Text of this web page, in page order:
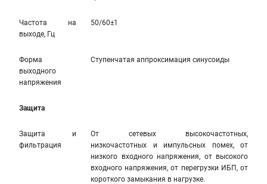
Частота на
выходе, Гц
50/60±1
Форма
выходного
напряжения
Ступенчатая аппроксимация синусоиды
Защита
Защита и
фильтрация
От сетевых высокочастотных,
низкочастотных и импульсных помех, от
низкого входного напряжения, от высокого
входного напряжения, от перегрузки ИБП, от
короткого замыкания в нагрузке.